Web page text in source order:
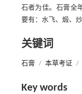
石者为佳。石膏全
要有：水飞、煅、
关键词
石膏 / 本草考证 /
Key words